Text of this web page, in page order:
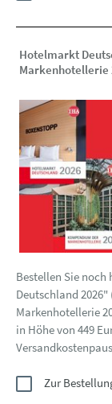
Hotelmarkt
Markenhotellerie
Bestellen Sie
Deutschland
Markenhotellerie
in Höhe von 449
Zur